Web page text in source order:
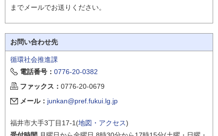
までメールでお送りください。
お問い合わせ先
循環社会推進課
電話番号： 0776-20-0382
ファックス： 0776-20-0679
メール： junkan@pref.fukui.lg.jp
福井市大手3丁目17-1(地図・アクセス)